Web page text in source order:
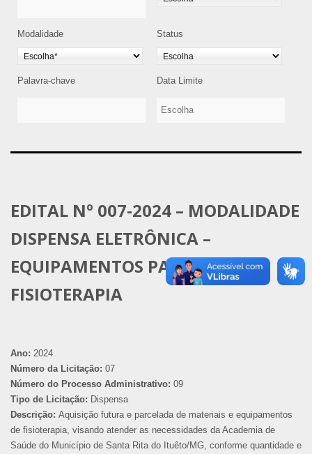
Modalidade Status
Palavra-chave Data Limite
EDITAL Nº 007-2024 – MODALIDADE
DISPENSA ELETRÔNICA –
EQUIPAMENTOS PARA
FISIOTERAPIA
Ano: 2024
Número da Licitação: 07
Número do Processo Administrativo: 09
Tipo de Licitação: Dispensa
Descrição: Aquisição futura e parcelada de materiais e equipamentos
de fisioterapia, visando atender as necessidades da Academia de
Saúde do Município de Santa Rita do Ituêto/MG, conforme quantidade e